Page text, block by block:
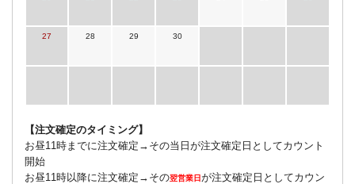
27 28 29 30
【注文確定のタイミング】
お昼11時までに注文確定→その当日が注文確定日としてカウント
開始
お昼11時以降に注文確定→その翌営業日が注文確定日としてカウン